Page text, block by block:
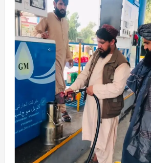
افغانستان
کورنیو چارو وزارت: حیرتان کې د بهرنیو
اسعارو د قاچاق هڅه شنډه شوه
sharqnewsglobal.com
August 6, 2026
0